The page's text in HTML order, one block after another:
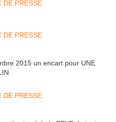
2015 un encart pour UNE